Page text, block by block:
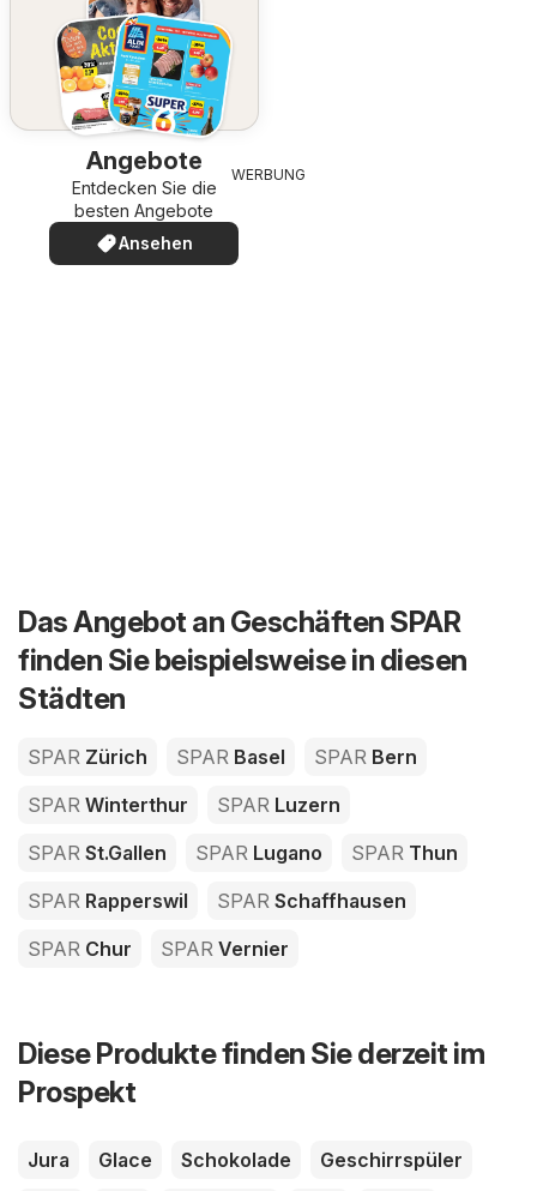
Angebote
Entdecken Sie die
besten Angebote
Ansehen
WERBUNG
Das Angebot an Geschäften SPAR
finden Sie beispielsweise in diesen
Städten
SPAR Zürich SPAR Basel SPAR Bern
SPAR Winterthur SPAR Luzern
SPAR St.Gallen SPAR Lugano SPAR Thun
SPAR Rapperswil SPAR Schaffhausen
SPAR Chur SPAR Vernier
Diese Produkte finden Sie derzeit im
Prospekt
Jura Glace Schokolade
Geschirrspüler